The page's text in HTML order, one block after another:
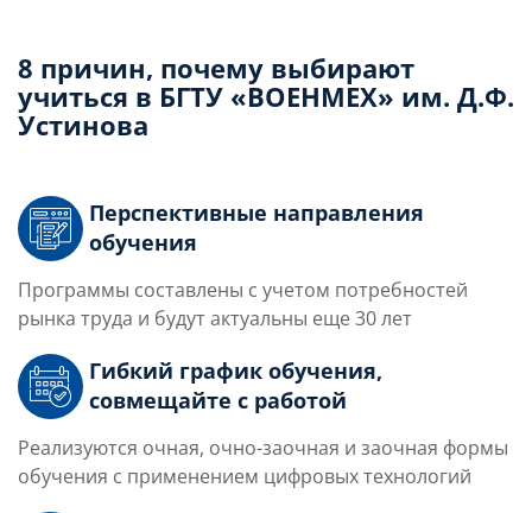
8 причин, почему выбирают
учиться в БГТУ «ВОЕНМЕХ» им. Д.Ф.
Устинова
Перспективные направления
обучения
Программы составлены с учетом потребностей
рынка труда и будут актуальны еще 30 лет
Гибкий график обучения,
совмещайте с работой
Реализуются очная, очно-заочная и заочная формы
обучения с применением цифровых технологий